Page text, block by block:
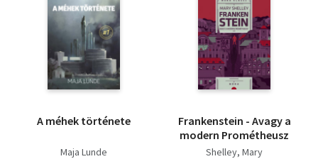
A méhek története
Maja Lunde
Frankenstein - Avagy a
modern Prométheusz
Shelley, Mary